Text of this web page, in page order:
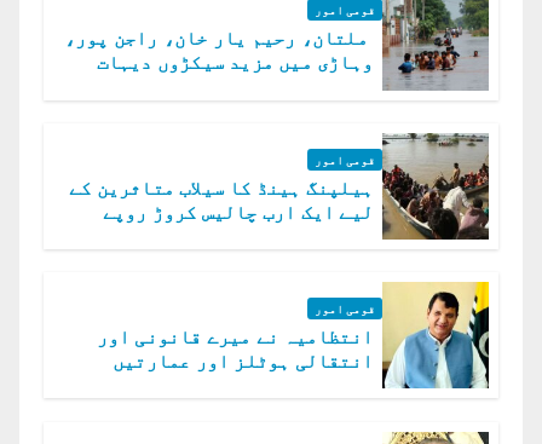
قومی امور
ملتان، رحیم یار خان، راجن پور،
وہاڑی میں مزید سیکڑوں دیہات
قومی امور
ہیلپنگ ہینڈ کا سیلاب متاثرین کے
لیے ایک ارب چالیس کروڑ روپے
قومی امور
انتظامیہ نے میرے قانونی اور
انتقالی ہوٹلز اور عمارتیں